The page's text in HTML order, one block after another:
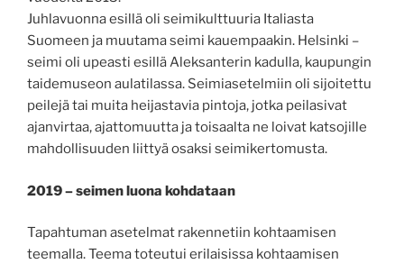
Juhlavuonna esillä oli seimikulttuuria Italiasta
Suomeen ja muutama seimi kauempaakin. Helsinki –
seimi oli upeasti esillä Aleksanterin kadulla, kaupungin
taidemuseon aulatilassa. Seimiasetelmiin oli sijoitettu
peilejä tai muita heijastavia pintoja, jotka peilasivat
ajanvirtaa, ajattomuutta ja toisaalta ne loivat katsojille
mahdollisuuden liittyä osaksi seimikertomusta.
2019 – seimen luona kohdataan
Tapahtuman asetelmat rakennetiin kohtaamisen
teemalla. Teema toteutui erilaisissa kohtaamisen